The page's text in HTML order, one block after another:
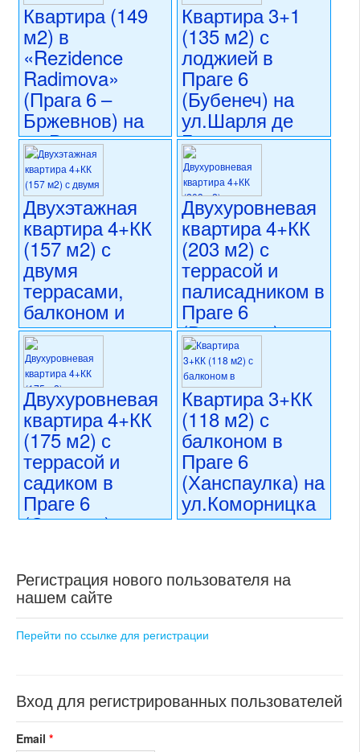
Квартира (149
м2) в
«Rezidence
Radimova»
(Прага 6 –
Бржевнов) на
ул.Родимова
29 800 000 CZK
регион:Прага 6
раздел: квартиры
состояние: новостройка
номер объекта:20771
Квартира 3+1
(135 м2) с
лоджией в
Праге 6
(Бубенеч) на
ул.Шарля де
Голля
26 000 000 CZK
регион:Прага 6
раздел: квартиры
состояние: после
реконструкции
номер объекта:
20726
Двухэтажная
квартира 4+КК
(157 м2) с
двумя
террасами,
балконом и
палисадником в
Праге 6
(Бржевнов) на
ул.Над
Заверкой
26 850 000 CZK
регион:Прага 6
раздел: квартиры
состояние: стандарт
номер объекта:
Двухуровневая
квартира 4+КК
(203 м2) с
террасой и
палисадником в
Праге 6
(Воковице) на
ул. Ке Двору
33 000 000 CZK
регион:Прага 6
раздел: квартиры
состояние: новостройка
номер объекта:20644
Двухуровневая
квартира 4+КК
(175 м2) с
террасой и
садиком в
Праге 6
(Суходол) на
24 990 000 CZK
регион:Прага 6
раздел: квартиры
состояние: новостройка
Квартира 3+КК
(118 м2) с
балконом в
Праге 6
(Ханспаулка) на
ул.Коморницка
состояние: после
реконструкции
Регистрация нового пользователя на
нашем сайте
Перейти по ссылке для регистрации
Вход для регистрированных пользователей
Email *